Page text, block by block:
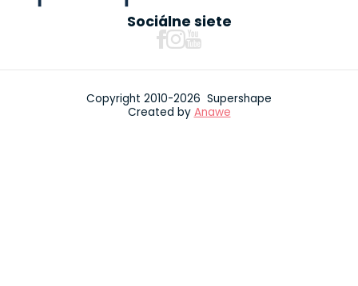
Sociálne siete
Copyright 2010-2026 Supershape
Created by Anawe